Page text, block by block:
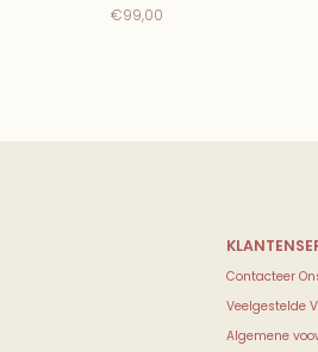
€99,00
Contacteer
Veelgestelde
Algemene